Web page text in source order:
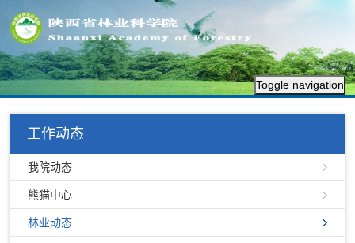
Toggle navigation
工作动态
我院动态
熊猫中心
林业动态